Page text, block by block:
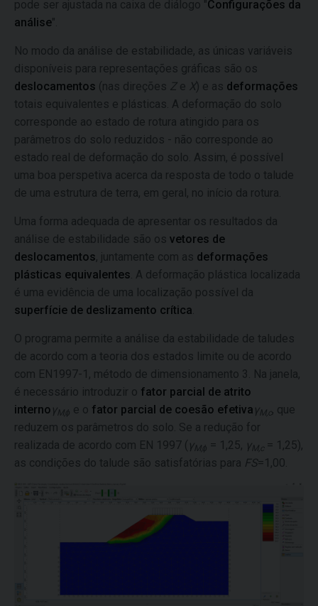
pode ser ajustada na caixa de diálogo "Configurações da
análise".
No modo da análise de estabilidade, as únicas variáveis
disponíveis para representações gráficas são os
deslocamentos (nas direções Ze X) e as deformações
totais equivalentes e plásticas. A deformação do solo
corresponde ao estado de rotura atingido para os
parâmetros do solo reduzidos - não corresponde ao
estado real de deformação do solo. Assim, é possível
uma boa perspetiva acerca da resposta de todo o talude
de uma estrutura de terra, em geral, no início da rotura.
Uma forma adequada de apresentar os resultados da
análise de estabilidade são os vetores de
deslocamentos, juntamente com as deformações
plásticas equivalentes . A deformação plástica localizada
é uma evidência de uma localização possível da
superfície de deslizamento crítica
O programa permite a análise da estabilidade de taludes
de acordo com a teoria dos estados limite ou de acordo
com EN1997-1, método de dimensionamento 3. Na janela,
é necessário introduzir o fator parcial de atrito
interno γM,ϕ e o fator parcial de coesão efetiva γM,c , que
reduzem os parâmetros do solo. Se a redução for
realizada de acordo com EN 1997 ( γM,ϕ = 1,25, γM,c
= 1,25),
as condições do talude são satisfatórias para FS=1,00.